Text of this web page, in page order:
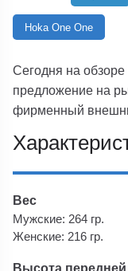
Hoka One One
Сегодня на
предложение на
фирменный
Вес
Мужские: 264 гр.
Женские: 216 гр.
Высота передней